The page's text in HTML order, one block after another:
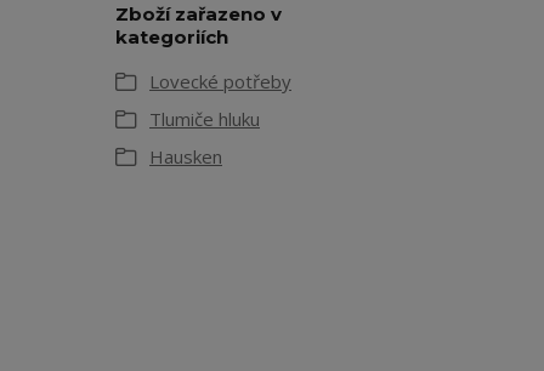
Zboží zařazeno v
kategoriích
Lovecké potřeby
Tlumiče hluku
Hausken